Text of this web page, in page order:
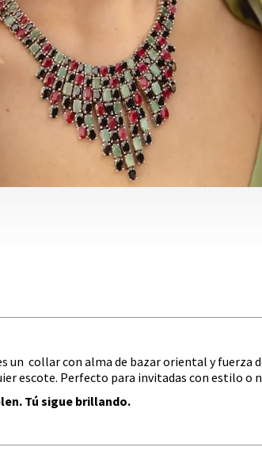
un collar con alma de bazar oriental y fuerza
escote. Perfecto para invitadas con estilo o
Tú sigue brillando.